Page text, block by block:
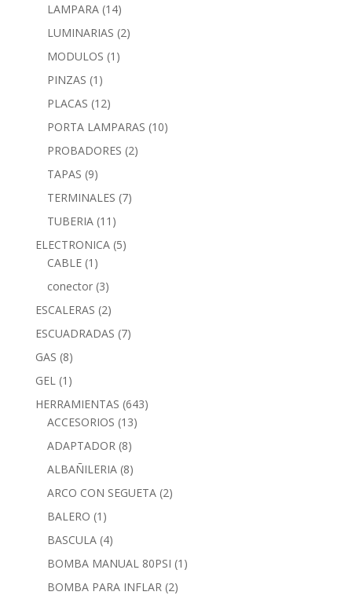
LAMPARA (14)
LUMINARIAS (2)
MODULOS (1)
PINZAS (1)
PLACAS (12)
PORTA LAMPARAS (10)
PROBADORES (2)
TAPAS (9)
TERMINALES (7)
TUBERIA (11)
ELECTRONICA (5)
CABLE (1)
conector (3)
ESCALERAS (2)
ESCUADRADAS (7)
GAS (8)
GEL (1)
HERRAMIENTAS (643)
ACCESORIOS (13)
ADAPTADOR (8)
ALBAÑILERIA (8)
ARCO CON SEGUETA (2)
BALERO (1)
BASCULA (4)
BOMBA MANUAL 80PSI (1)
BOMBA PARA INFLAR (2)